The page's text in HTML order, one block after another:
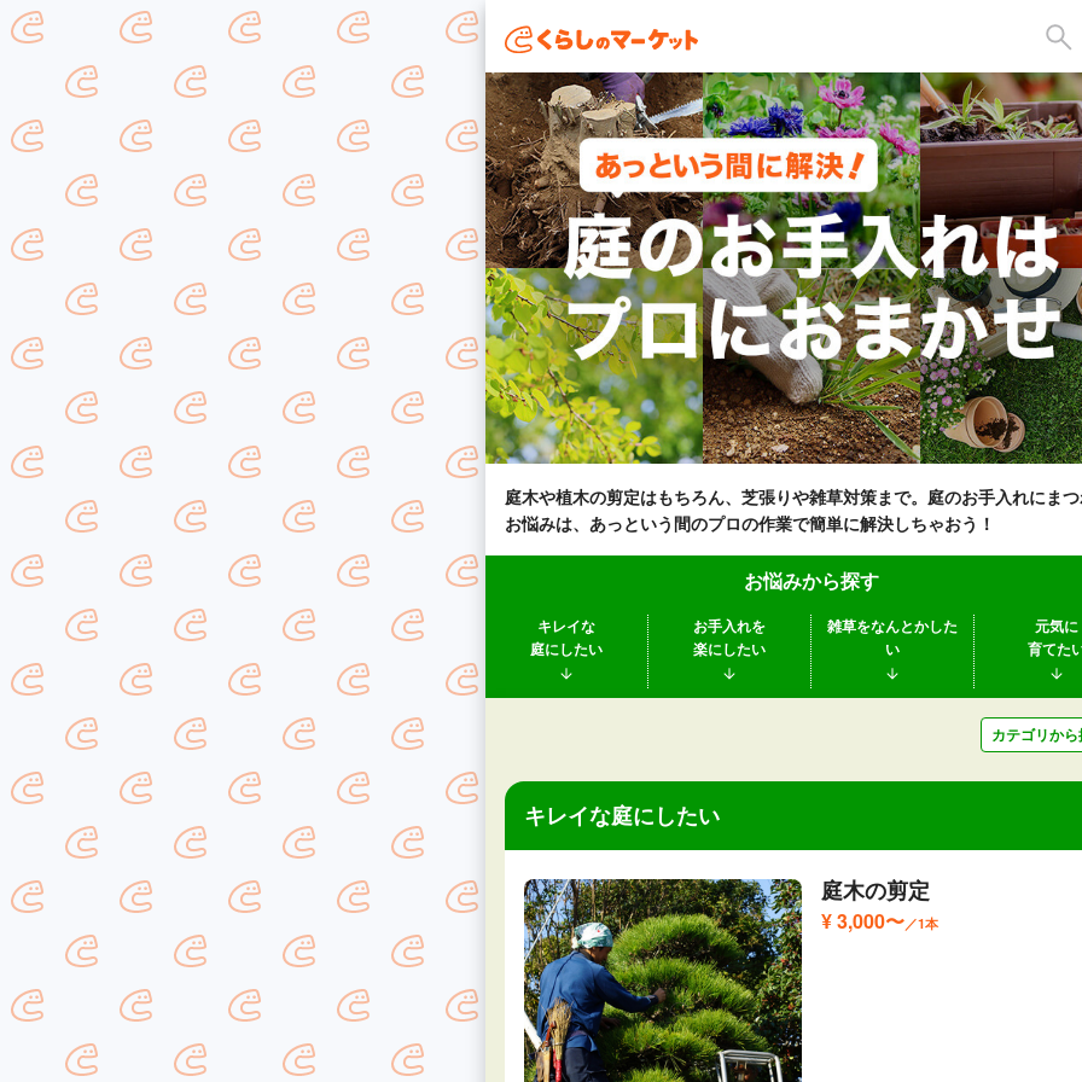
庭木や植木の剪定はもちろん、芝張りや雑草対策まで。庭のお手入れにま
お悩みは、あっという間のプロの作業で簡単に解決しちゃおう！
お悩みから探す
キレイな
庭にしたい
お手入れを
楽にしたい
雑草をなんとかした
い
元気に
育てた
カテゴリか
キレイな庭にしたい
庭木の剪定
¥ 3,000〜／1本